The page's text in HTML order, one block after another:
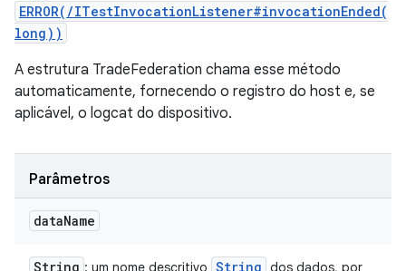
ERROR(/ITestInvocationListener#invocationEnded(
long))
A estrutura TradeFederation chama esse método
automaticamente, fornecendo o registro do host e, se
aplicável, o logcat do dispositivo.
Parâmetros
dataName
String : um nome descritivo String dos dados, por